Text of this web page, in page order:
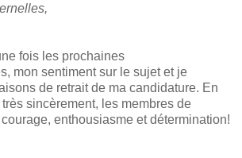
fois les prochaines
mon sentiment sur le sujet et je
de retrait de ma candidature. En
sincèrement, les membres de
enthousiasme et détermination!